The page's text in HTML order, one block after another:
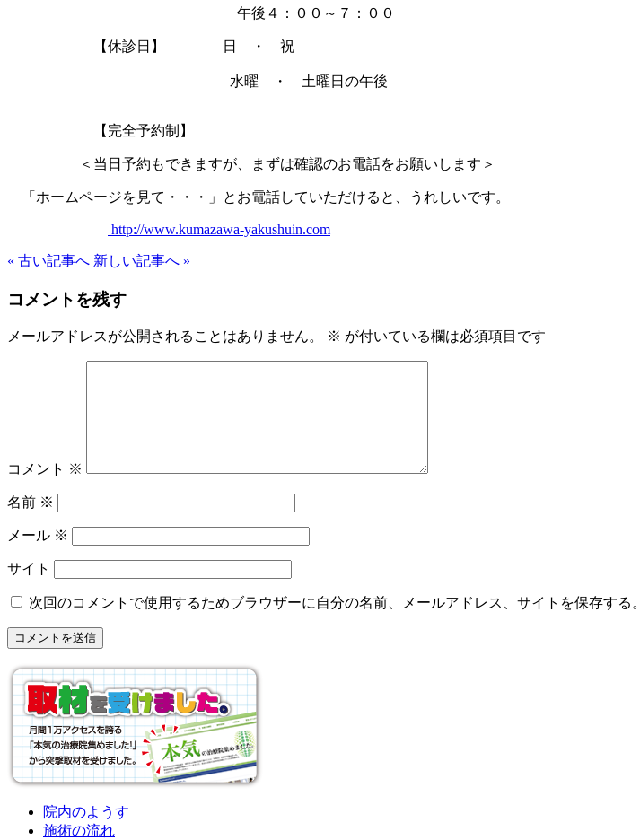
午後４：００～７：００
【休診日】 日 ・ 祝
水曜 ・ 土曜日の午後
【完全予約制】
＜当日予約もできますが、まずは確認のお電話をお願いします＞
「ホームページを見て・・・」とお電話していただけると、うれしいです。
http://www.kumazawa-yakushuin.com
« 古い記事へ 新しい記事へ »
コメントを残す
メールアドレスが公開されることはありません。 ※ が付いている欄は必須項目です
コメント ※
名前 ※
メール ※
サイト
次回のコメントで使用するためブラウザーに自分の名前、メールアドレス、サイトを保存する。
院内のようす
施術の流れ